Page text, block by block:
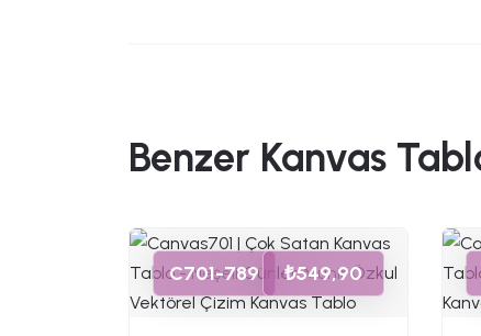
Benzer Kanvas
C701-789 ₺549,90